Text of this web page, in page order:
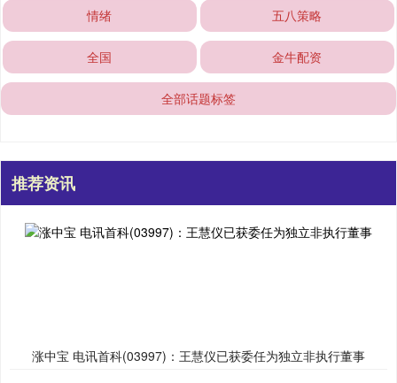
情绪 五八策略
全国 金牛配资
全部话题标签
推荐资讯
涨中宝 电讯首科(03997)：王慧仪已获委任为独立非执行董事